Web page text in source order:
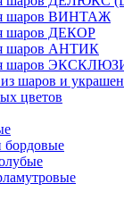
шаров ВИНТАЖ
шаров ДЕКОР
шаров АНТИК
шаров
шаров и
цветов
бордовые